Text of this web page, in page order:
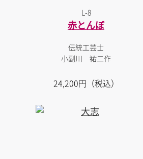
L-8
赤とんぼ
伝統工芸士
小副川 祐二作
24,200円（税込）